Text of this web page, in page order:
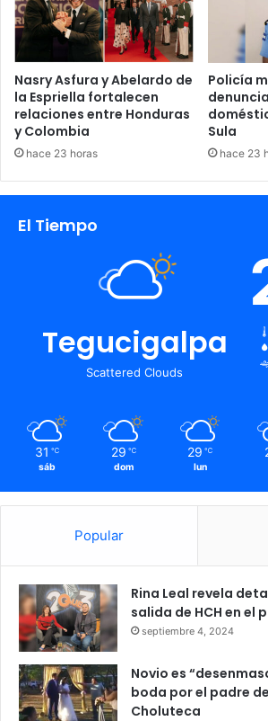
Nasry Asfura y Abelardo de
la Espriella fortalecen
relaciones entre Honduras
y Colombia
hace 23 horas
Policía
Sula
hace 23
El Tiempo
Tegucigalpa
Scattered Clouds
31 ℃
sáb
29 ℃
dom
29 ℃
lun
Popular
Rina Leal revela
salida de HCH en el
septiembre 4, 2024
Novio es
boda por el padre
Choluteca